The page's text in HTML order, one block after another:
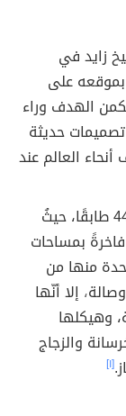
زايد في
على
الهدف وراء
حديثة
العالم عند
تجدر الإشارة إلى أنّ المشروع يشمل على 44 طابقًا، حيثُ
شقةً سكنيةً فاخرةً بمساحات
منها من
، إلا أنّها
وهيكلها
والزجاج
[١]